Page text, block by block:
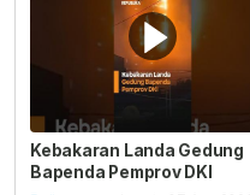
Kebakaran Landa Gedung
Bapenda Pemprov DKI